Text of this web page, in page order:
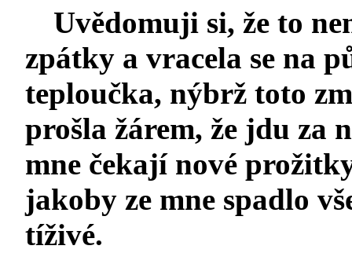
Uvědomuji si, že to
zpátky a vracela se na
teploučka, nýbrž toto
prošla žárem, že jdu za
mne čekají nové
jakoby ze mne spadlo
tíživé.